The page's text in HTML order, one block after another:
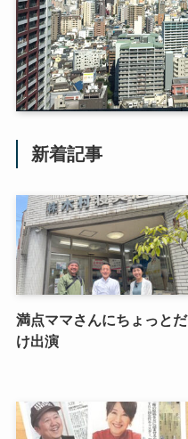
新着記事
満点ママさんにちょっとだ
け出演